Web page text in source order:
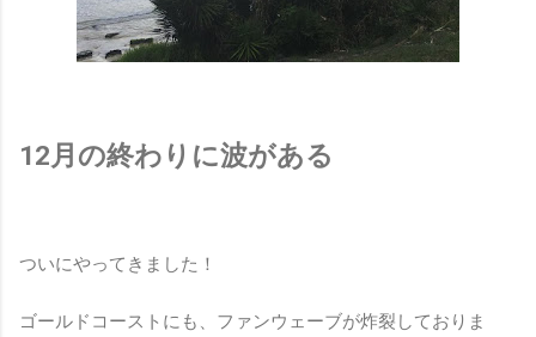
12月の終わりに波がある
ついにやってきました！
ゴールドコーストにも、ファンウェーブが炸裂しておりま